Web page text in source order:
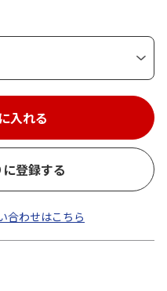
入れる
登録する
合わせはこちら